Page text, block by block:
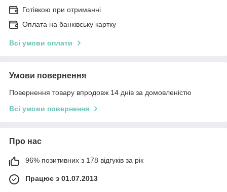
Готівкою при отриманні
Оплата на банківську картку
Всі умови оплати
Умови повернення
Повернення товару впродовж 14 днів за домовленістю
Всі умови повернення
Про нас
96% позитивних з 178 відгуків за рік
Працює з 01.07.2013